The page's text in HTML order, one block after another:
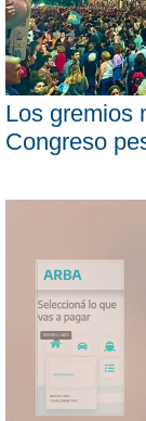
Los gremios
Congreso